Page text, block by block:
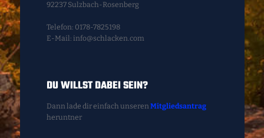
92237 Sulzbach-Rosenberg
Telefon: 0178-7825198
E-Mail: info@schlacken.com
DU WILLST DABEI SEIN?
Dann lade dir einfach unserenMitgliedsantrag
heruntner